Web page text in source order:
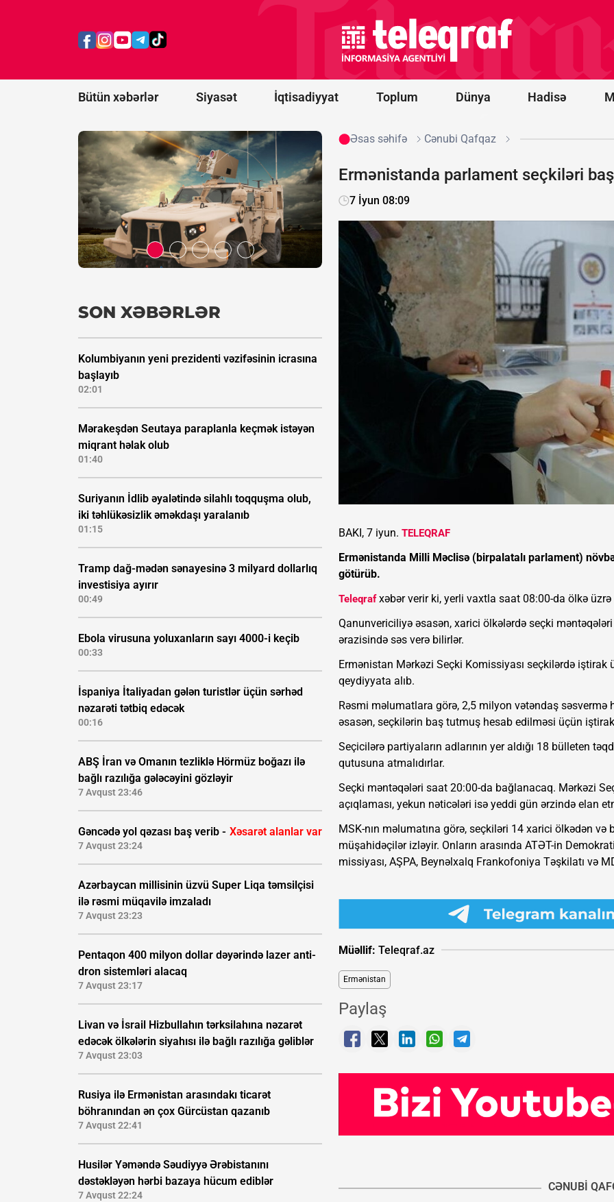
Bütün xəbərlər Siyasət İqtisadiyyat Toplum Dünya Hadisə
lazer
alacaq
Novorossiysk
yaxınlığında
türk yük
gəmisinə
PUA hücumu
FOTO
SON XƏBƏRLƏR
Kolumbiyanın yeni prezidenti vəzifəsinin icrasına
başlayıb
02:01
Mərakeşdən Seutaya paraplanla keçmək istəyən
miqrant həlak olub
01:40
Suriyanın İdlib əyalətində silahlı toqquşma olub,
iki təhlükəsizlik əməkdaşı yaralanıb
01:15
Tramp dağ-mədən sənayesinə 3 milyard dollarlıq
investisiya ayırır
00:49
Ebola virusuna yoluxanların sayı 4000-i keçib
00:33
İspaniya İtaliyadan gələn turistlər üçün sərhəd
nəzarəti tətbiq edəcək
00:16
ABŞ İran və Omanın tezliklə Hörmüz boğazı ilə
bağlı razılığa gələcəyini gözləyir
7 Avqust 23:46
Gəncədə yol qəzası baş verib - Xəsarət alanlar var
7 Avqust 23:24
Azərbaycan millisinin üzvü Super Liqa təmsilçisi
ilə rəsmi müqavilə imzaladı
7 Avqust 23:23
Pentaqon 400 milyon dollar dəyərində lazer anti-
dron sistemləri alacaq
7 Avqust 23:17
Livan və İsrail Hizbullahın tərksilahına nəzarət
edəcək ölkələrin siyahısı ilə bağlı razılığa gəliblər
7 Avqust 23:03
Rusiya ilə Ermənistan arasındakı ticarət
böhranından ən çox Gürcüstan qazanıb
7 Avqust 22:41
Husilər Yəməndə Səudiyyə Ərəbistanını
dəstəkləyən hərbi bazaya hücum ediblər
7 Avqust 22:24
Əsas səhifə Cənubi Qafqaz
Ermənistanda parlament seçkiləri
7 İyun 08:09
BAKI, 7 iyun. TELEQRAF
Ermənistanda Milli Məclisə (birpalatalı parlament)
götürüb.
Teleqrafxəbər verir ki, yerli vaxtla saat 08:00-da ölkə
Qanunvericiliyə əsasən, xarici ölkələrdə seçki
ərazisində səs verə bilirlər.
Ermənistan Mərkəzi Seçki Komissiyası seçkilərdə
qeydiyyata alıb.
Rəsmi məlumatlara görə, 2,5 milyon vətəndaş
əsasən, seçkilərin baş tutmuş hesab edilməsi üçün
Seçicilərə partiyaların adlarının yer aldığı 18 bülleten
qutusuna atmalıdırlar.
Seçki məntəqələri saat 20:00-da bağlanacaq. Mərkəzi
açıqlaması, yekun nəticələri isə yeddi gün ərzində elan
MSK-nın məlumatına görə, seçkiləri 14 xarici ölkədən
müşahidəçilər izləyir. Onların arasında ATƏT-in
missiyası, AŞPA, Beynəlxalq Frankofoniya Təşkilatı və
Müəllif: Teleqraf.az
Ermənistan
Paylaş
CƏNUBI